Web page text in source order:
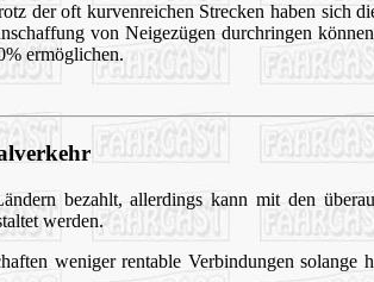
der oft kurvenreichen Strecken haben sich
von Neigezügen durchringen
ermöglichen.
bezahlt, allerdings kann mit den
werden.
weniger rentable Verbindungen solange